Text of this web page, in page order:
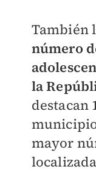
También
número
la
destacan
mayor